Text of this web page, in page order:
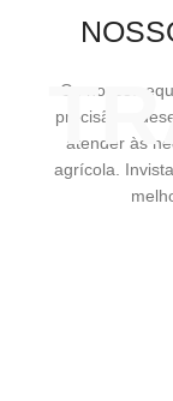
Os nossos
precisão e
atender às
agrícola.